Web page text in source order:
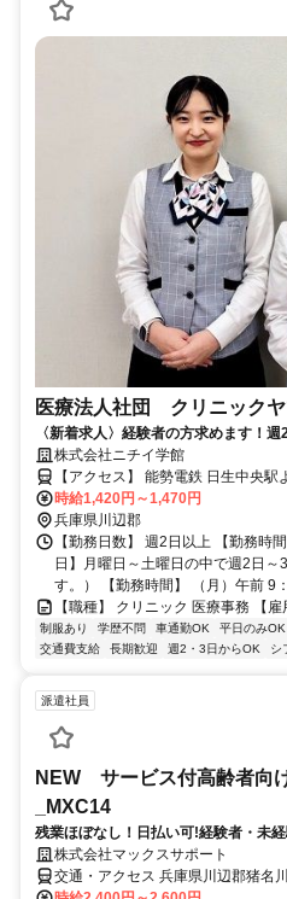
医療法人社団 クリニック
〈新着求人〉経験者の方求めます！
事です。
株式会社ニチイ学館
【アクセス】 能勢電鉄 日生中央駅
で伏見池公園前すぐ ■住 所 兵庫県 川辺郡猪名川町 伏見台4-4-21 ■ア
クセス 能勢電鉄 日生中央駅より車
池公園前すぐ
時給1,420円～1,470円
兵庫県川辺郡
【勤務日数】 週2日以上 【勤務時
日】月曜日～土曜日の中で週2日～
す。） 【勤務時間】 （月）午前 9
【職種】 クリニック 医療事務 【
制服あり 学歴不問 車通勤OK 平日のみOK
交通費支給
長期歓迎 週2・3日からOK シ
派遣社員
NEW サービス付高齢者向
_MXC14
残業ほぼなし！日払い可!経験者・未
株式会社マックスサポート
交通・アクセス 兵庫県川辺郡猪名